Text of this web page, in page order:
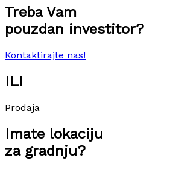
Treba Vam
pouzdan investitor?
Kontaktirajte nas!
ILI
Prodaja
Imate lokaciju
za gradnju?